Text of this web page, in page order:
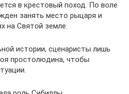
в крестовый поход. По воле
занять место рыцаря и
на Святой земле.
истории, сценаристы лишь
простолюдина, чтобы